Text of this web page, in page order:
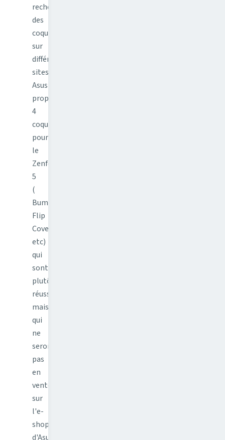
rechercher
des
coques
sur
différents
sites.
Asus
propose
4
coques
pour
le
Zenfone
5
(
Bumper,
Flip
Cover,
etc)
qui
sont
plutôt
réussies
mais
qui
ne
seront
pas
en
vente
sur
l'e-
shop
d'Asus